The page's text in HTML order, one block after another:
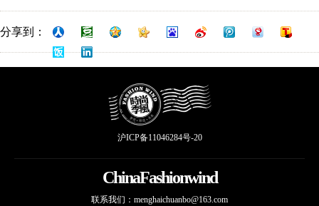
分享到：
沪ICP备11046284号-20
ChinaFashionwind
联系我们： menghaichuanbo@163.com